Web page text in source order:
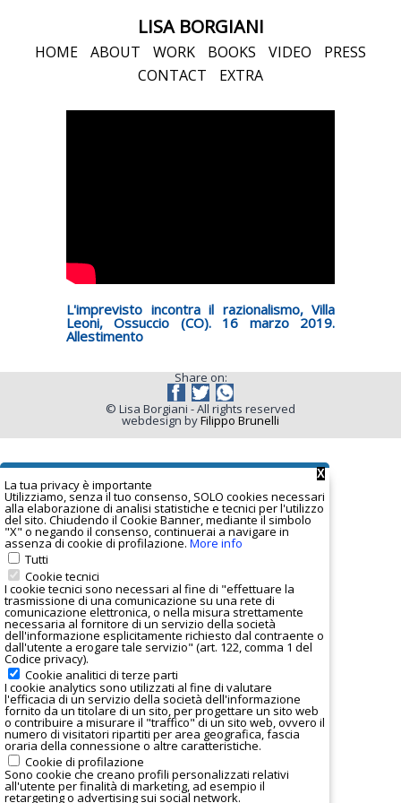
LISA BORGIANI
HOME ABOUT WORK BOOKS VIDEO
PRESS
CONTACT
EXTRA
L'imprevisto incontra il razionalismo, Villa
Leoni, Ossuccio (CO). 16 marzo 2019.
Allestimento
Share on:
© Lisa Borgiani - All rights reserved
webdesign byFilippo Brunelli
X
La tua privacy è importante
Utilizziamo, senza il tuo consenso, SOLO cookies necessari
alla elaborazione di analisi statistiche e tecnici per l'utilizzo
del sito. Chiudendo il Cookie Banner, mediante il simbolo
"X" o negando il consenso, continuerai a navigare in
assenza di cookie di profilazione. More info
Tutti
Cookie tecnici
I cookie tecnici sono necessari al fine di "effettuare la
trasmissione di una comunicazione su una rete di
comunicazione elettronica, o nella misura strettamente
necessaria al fornitore di un servizio della società
dell'informazione esplicitamente richiesto dal contraente o
dall'utente a erogare tale servizio" (art. 122, comma 1 del
Codice privacy).
Cookie analitici di terze parti
I cookie analytics sono utilizzati al fine di valutare
l'efficacia di un servizio della società dell'informazione
fornito da un titolare di un sito, per progettare un sito web
o contribuire a misurare il "traffico" di un sito web, ovvero il
numero di visitatori ripartiti per area geografica, fascia
oraria della connessione o altre caratteristiche.
Cookie di profilazione
Sono cookie che creano profili personalizzati relativi
all'utente per finalità di marketing, ad esempio il
retargeting o advertising sui social network.